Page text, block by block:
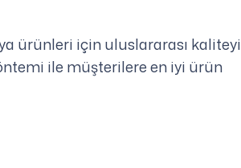
ürünleri için uluslararası kaliteyi
ile müşterilere en iyi ürün